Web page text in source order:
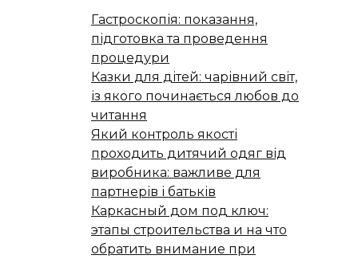
Гастроскопія: показання,
підготовка та проведення
процедури
Казки для дітей: чарівний світ,
із якого починається любов до
читання
Який контроль якості
проходить дитячий одяг від
виробника: важливе для
партнерів і батьків
Каркасный дом под ключ:
этапы строительства и на что
обратить внимание при